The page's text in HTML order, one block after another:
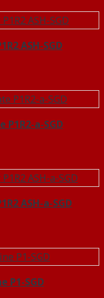
ASH-SGD
P1R2-a-SGD
ASH-a-SGD
P1-SGD